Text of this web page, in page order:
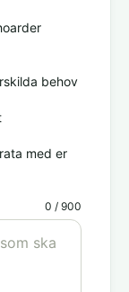
behov
med er
0 / 900